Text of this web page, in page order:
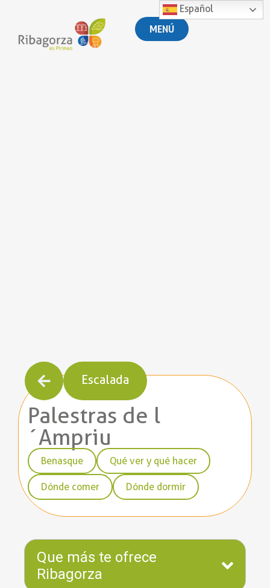
MENÚ
Palestras de l
´Ampriu
Benasque Qué ver y qué hacer
Dónde comer Dónde dormir
Escalada
Que más te ofrece
Ribagorza
Español